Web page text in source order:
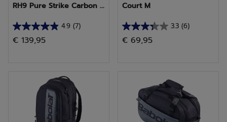
RH9 Pure Strike Carbon ...
4.9 (7)
4.9
su
recensioni
€ 139,95
Court M
3.3 (6)
3.3
su
recensioni
€ 69,95